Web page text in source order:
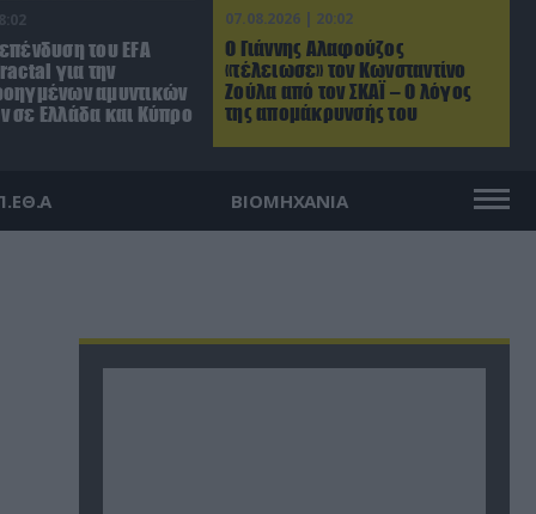
07.08.2026 | 20:02
Ο Γιάννης Αλαφούζος
«τέλειωσε» τον Κωνσταντίνο
Ζούλα από τον ΣΚΑΪ – Ο λόγος
της απομάκρυνσής του
του EFA
για την
αμυντικών
σε Ελλάδα και Κύπρο
ΒΙΟΜΗΧΑΝΙΑ